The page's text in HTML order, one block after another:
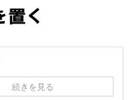
続きを見る